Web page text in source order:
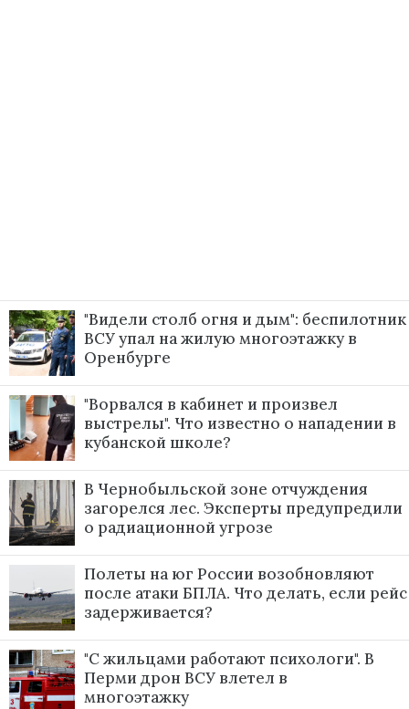
"Видели столб огня и дым": беспилотник
ВСУ упал на жилую многоэтажку в
Оренбурге
"Ворвался в кабинет и произвел
выстрелы". Что известно о нападении в
кубанской школе?
В Чернобыльской зоне отчуждения
загорелся лес. Эксперты предупредили
о радиационной угрозе
Полеты на юг России возобновляют
после атаки БПЛА. Что делать, если рейс
задерживается?
"С жильцами работают психологи". В
Перми дрон ВСУ влетел в
многоэтажку